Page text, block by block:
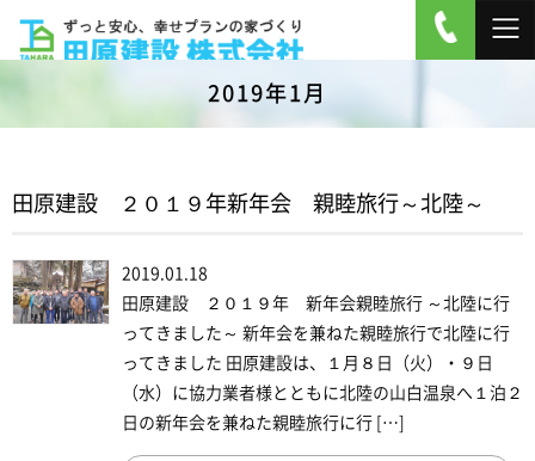
2019年1月
田原建設 ２０１９年新年会 親睦旅行～北陸～
2019.01.18
田原建設 ２０１９年 新年会親睦旅行 ～北陸に行
ってきました～ 新年会を兼ねた親睦旅行で北陸に行
ってきました 田原建設は、１月８日（火）・９日
（水）に協力業者様とともに北陸の山白温泉へ１泊２
日の新年会を兼ねた親睦旅行に行 […]